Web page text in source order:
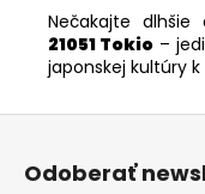
Nečakajte
21051 Tokio –
japonskej kultúry
Z
Odoberať